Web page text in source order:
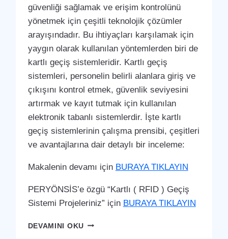
güvenliği sağlamak ve erişim kontrolünü
yönetmek için çeşitli teknolojik çözümler
arayışındadır. Bu ihtiyaçları karşılamak için
yaygın olarak kullanılan yöntemlerden biri de
kartlı geçiş sistemleridir. Kartlı geçiş
sistemleri, personelin belirli alanlara giriş ve
çıkışını kontrol etmek, güvenlik seviyesini
artırmak ve kayıt tutmak için kullanılan
elektronik tabanlı sistemlerdir. İşte kartlı
geçiş sistemlerinin çalışma prensibi, çeşitleri
ve avantajlarına dair detaylı bir inceleme:
Makalenin devamı için BURAYA TIKLAYIN
PERYÖNSİS’e özgü “Kartlı ( RFID ) Geçiş
Sistemi Projeleriniz” için BURAYA TIKLAYIN
DEVAMINI OKUÜNYE